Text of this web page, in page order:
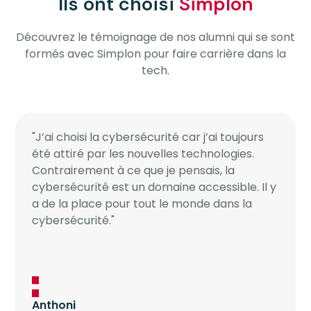
Découvrez le témoignage de nos alumni qui se sont
formés avec Simplon pour faire carrière dans la
tech.
"J’ai choisi la cybersécurité car j’ai toujours
été attiré par les nouvelles technologies.
Contrairement à ce que je pensais, la
cybersécurité est un domaine accessible. Il y
a de la place pour tout le monde dans la
cybersécurité."
Anthoni